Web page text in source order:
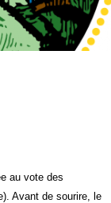
au vote des
Avant de sourire, le